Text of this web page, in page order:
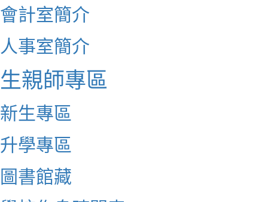
會計室簡介
人事室簡介
生親師專區
新生專區
升學專區
圖書館藏